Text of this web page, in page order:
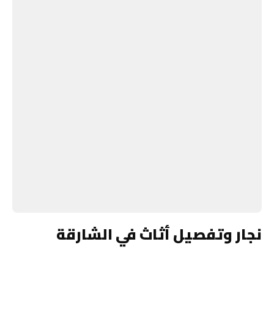
نجار وتفصيل أثاث في الشارقة